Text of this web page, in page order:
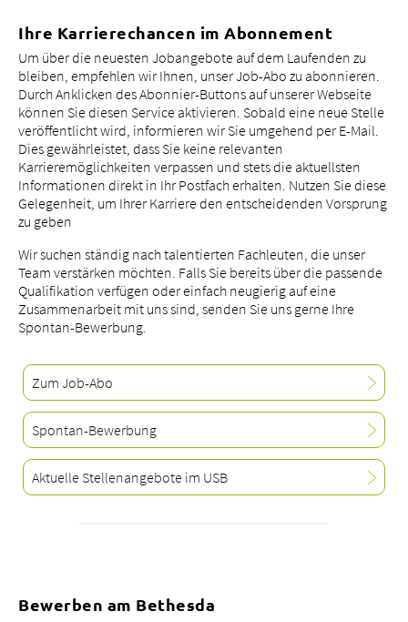
Ihre Karrierechancen im Abonnement
Um über die neuesten Jobangebote auf dem Laufenden zu
bleiben, empfehlen wir Ihnen, unser Job-Abo zu abonnieren.
Durch Anklicken des Abonnier-Buttons auf unserer Webseite
können Sie diesen Service aktivieren. Sobald eine neue Stelle
veröffentlicht wird, informieren wir Sie umgehend per E-Mail.
Dies gewährleistet, dass Sie keine relevanten
Karrieremöglichkeiten verpassen und stets die aktuellsten
Informationen direkt in Ihr Postfach erhalten. Nutzen Sie diese
Gelegenheit, um Ihrer Karriere den entscheidenden Vorsprung
zu geben
Wir suchen ständig nach talentierten Fachleuten, die unser
Team verstärken möchten. Falls Sie bereits über die passende
Qualifikation verfügen oder einfach neugierig auf eine
Zusammenarbeit mit uns sind, senden Sie uns gerne Ihre
Spontan-Bewerbung.
Zum Job-Abo
Spontan-Bewerbung
Aktuelle Stellenangebote im USB
Bewerben am Bethesda